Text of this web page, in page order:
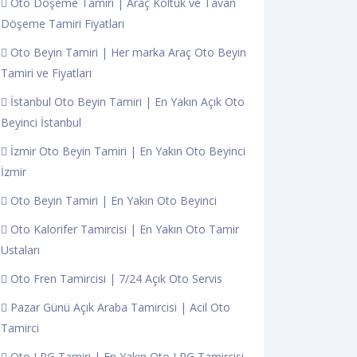
Döşeme Tamiri Fiyatları
Oto Beyin Tamiri | Her marka Araç Oto Beyin
Tamiri ve Fiyatları
İstanbul Oto Beyin Tamiri | En Yakın Açık Oto
Beyinci İstanbul
İzmir Oto Beyin Tamiri | En Yakın Oto Beyinci
İzmir
Oto Beyin Tamiri | En Yakın Oto Beyinci
Oto Kalorifer Tamircisi | En Yakın Oto Tamir
Ustaları
Oto Fren Tamircisi | 7/24 Açık Oto Servis
Pazar Günü Açık Araba Tamircisi | Acil Oto
Tamirci